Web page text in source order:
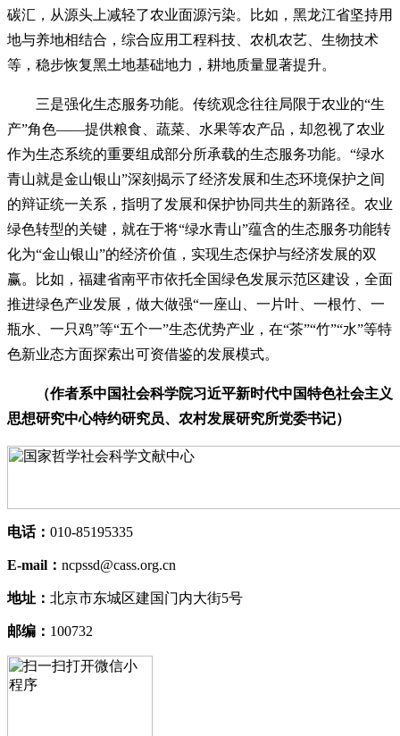
碳汇，从源头上减轻了农业面源污染。比如，黑龙江省坚持用
地与养地相结合，综合应用工程科技、农机农艺、生物技术
等，稳步恢复黑土地基础地力，耕地质量显著提升。
三是强化生态服务功能。传统观念往往局限于农业的“生
产”角色——提供粮食、蔬菜、水果等农产品，却忽视了农业
作为生态系统的重要组成部分所承载的生态服务功能。“绿水
青山就是金山银山”深刻揭示了经济发展和生态环境保护之间
的辩证统一关系，指明了发展和保护协同共生的新路径。农业
绿色转型的关键，就在于将“绿水青山”蕴含的生态服务功能转
化为“金山银山”的经济价值，实现生态保护与经济发展的双
赢。比如，福建省南平市依托全国绿色发展示范区建设，全面
推进绿色产业发展，做大做强“一座山、一片叶、一根竹、一
瓶水、一只鸡”等“五个一”生态优势产业，在“茶”“竹”“水”等特
色新业态方面探索出可资借鉴的发展模式。
（作者系中国社会科学院习近平新时代中国特色社会主义
思想研究中心特约研究员、农村发展研究所党委书记）
电话： 010-85195335
E-mail： ncpssd@cass.org.cn
地址： 北京市东城区建国门内大街5号
邮编： 100732